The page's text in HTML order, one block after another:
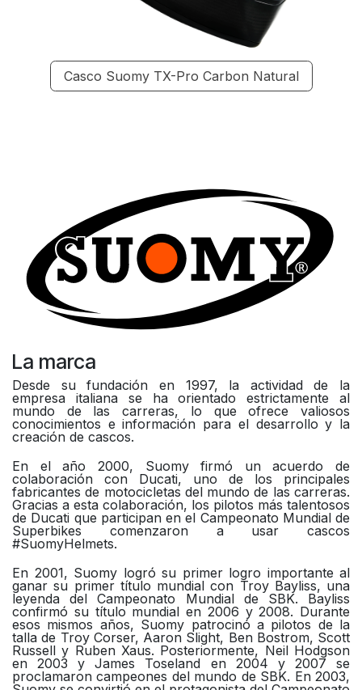
Casco Suomy TX-Pro Carbon Natural
La marca
Desde su fundación en 1997, la actividad de la
empresa italiana se ha orientado estrictamente al
mundo de las carreras, lo que ofrece valiosos
conocimientos e información para el desarrollo y la
creación de cascos.
En el año 2000, Suomy firmó un acuerdo de
colaboración con Ducati, uno de los principales
fabricantes de motocicletas del mundo de las carreras.
Gracias a esta colaboración, los pilotos más talentosos
de Ducati que participan en el Campeonato Mundial de
Superbikes comenzaron a usar cascos
#SuomyHelmets.
En 2001, Suomy logró su primer logro importante al
ganar su primer título mundial con Troy Bayliss, una
leyenda del Campeonato Mundial de SBK. Bayliss
confirmó su título mundial en 2006 y 2008. Durante
esos mismos años, Suomy patrocinó a pilotos de la
talla de Troy Corser, Aaron Slight, Ben Bostrom, Scott
Russell y Ruben Xaus. Posteriormente, Neil Hodgson
en 2003 y James Toseland en 2004 y 2007 se
proclamaron campeones del mundo de SBK. En 2003,